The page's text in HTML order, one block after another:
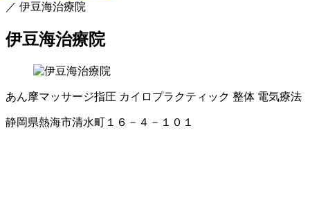
／ 伊豆海治療院
伊豆海治療院
あん摩マッサージ指圧 カイロプラクティック 整体 電気療法
静岡県熱海市清水町１６－４－１０１